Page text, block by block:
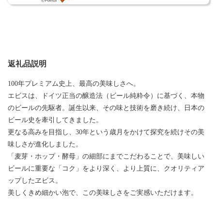
返礼品説明
100年プレミアム史上、最高の美味しさへ。
エビスは、ドイツ正当の醸造法（ビール純粋令）に基づく、本物
のビールの先駆者。誕生以来、その味と技術を磨き続け、日本の
ビール史を牽引してきました。
更なる高みを目指し、30年という歳月をかけて探究を続けその美
味しさが進化しました。
「麦芽・ホップ・酵母」の細部にまでこだわることで、美味しい
ビールに重要な「コク」をより深く、より上質に、クオリティア
ップしたヱビス。
美しくきめ細かい泡で、この美味しさをご実感いただけます。